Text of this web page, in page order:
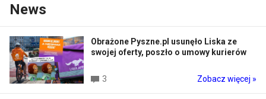
News
Obrażone Pyszne.pl usunęło Liska ze
swojej oferty, poszło o umowy kurierów
3 Zobacz więcej »